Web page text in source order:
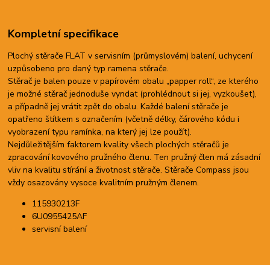
Kompletní specifikace
Plochý stěrače FLAT v servisním (průmyslovém) balení, uchycení
uzpůsobeno pro daný typ ramena stěrače.
Stěrač je balen pouze v papírovém obalu „papper roll“, ze kterého
je možné stěrač jednoduše vyndat (prohlédnout si jej, vyzkoušet),
a případně jej vrátit zpět do obalu. Každé balení stěrače je
opatřeno štítkem s označením (včetně délky, čárového kódu i
vyobrazení typu ramínka, na který jej lze použít).
Nejdůležitějším faktorem kvality všech plochých stěračů je
zpracování kovového pružného členu. Ten pružný člen má zásadní
vliv na kvalitu stírání a životnost stěrače. Stěrače Compass jsou
vždy osazovány vysoce kvalitním pružným členem.
115930213F
6U0955425AF
servisní balení